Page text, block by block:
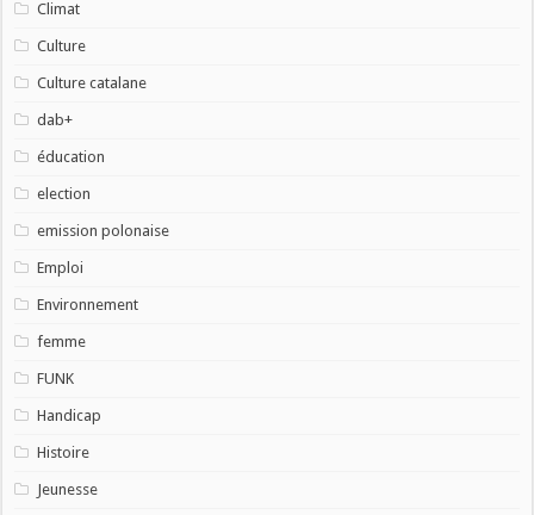
Climat
Culture
Culture catalane
dab+
éducation
election
emission polonaise
Emploi
Environnement
femme
FUNK
Handicap
Histoire
Jeunesse